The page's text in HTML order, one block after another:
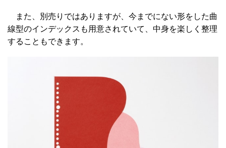
また、別売りではありますが、今までにない形をした曲
線型のインデックスも用意されていて、中身を楽しく整理
することもできます。